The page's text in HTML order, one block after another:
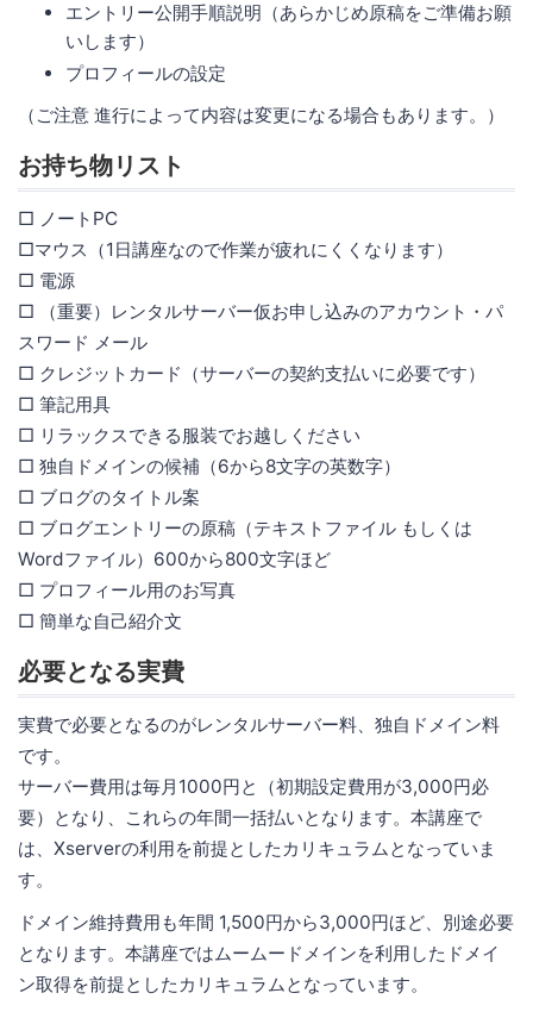
エントリー公開手順説明（あらかじめ原稿をご準備お願
いします）
プロフィールの設定
（ご注意 進行によって内容は変更になる場合もあります。）
お持ち物リスト
□ ノートPC
□マウス（1日講座なので作業が疲れにくくなります）
□ 電源
□ （重要）レンタルサーバー仮お申し込みのアカウント・パ
スワード メール
□ クレジットカード（サーバーの契約支払いに必要です）
□ 筆記用具
□ リラックスできる服装でお越しください
□ 独自ドメインの候補（6から8文字の英数字）
□ ブログのタイトル案
□ ブログエントリーの原稿（テキストファイル もしくは
Wordファイル）600から800文字ほど
□ プロフィール用のお写真
□ 簡単な自己紹介文
必要となる実費
実費で必要となるのがレンタルサーバー料、独自ドメイン料
です。
サーバー費用は毎月1000円と（初期設定費用が3,000円必
要）となり、これらの年間一括払いとなります。本講座で
は、Xserverの利用を前提としたカリキュラムとなっていま
す。
ドメイン維持費用も年間 1,500円から3,000円ほど、別途必要
となります。本講座ではムームードメインを利用したドメイ
ン取得を前提としたカリキュラムとなっています。